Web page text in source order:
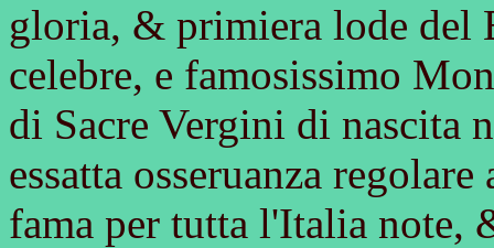
gloria, & primiera lode del
celebre, e famosissimo
di Sacre Vergini di nascita
essatta osseruanza
fama per tutta l'Italia note,